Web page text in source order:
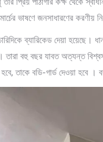
ভাষণে জনসাধারণের করণীয়
ব্যারিকেড দেয়া হয়েছে।
তারা বহু বছর যাবত অত্যন্ত
হবে, তাকে বডি-গার্ড দেওয়া হবে